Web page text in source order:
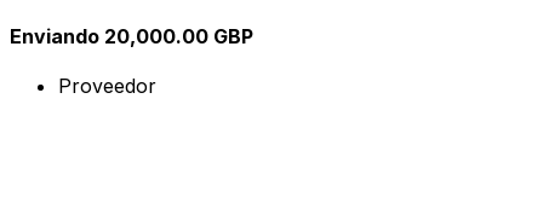
Enviando 20,000.00 GBP
Proveedor